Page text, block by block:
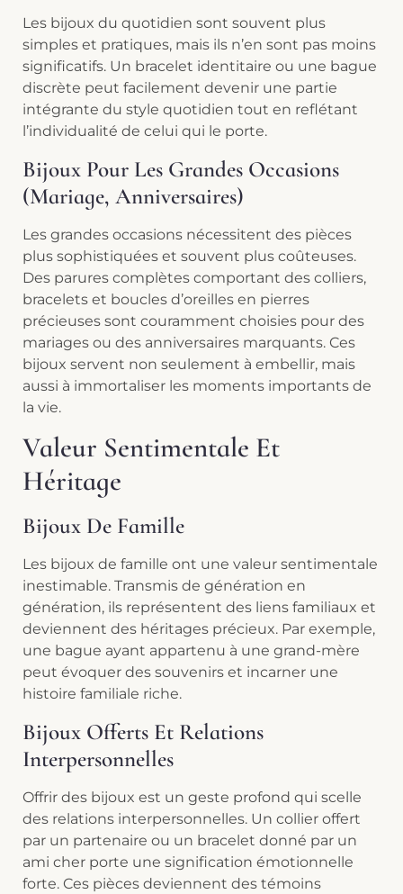
Les bijoux du quotidien sont souvent plus
simples et pratiques, mais ils n’en sont pas moins
significatifs. Un bracelet identitaire ou une bague
discrète peut facilement devenir une partie
intégrante du style quotidien tout en reflétant
l’individualité de celui qui le porte.
Bijoux Pour Les Grandes Occasions
(mariage, Anniversaires)
Les grandes occasions nécessitent des pièces
plus sophistiquées et souvent plus coûteuses.
Des parures complètes comportant des colliers,
bracelets et boucles d’oreilles en pierres
précieuses sont couramment choisies pour des
mariages ou des anniversaires marquants. Ces
bijoux servent non seulement à embellir, mais
aussi à immortaliser les moments importants de
la vie.
Valeur Sentimentale Et
Héritage
Bijoux De Famille
Les bijoux de famille ont une valeur sentimentale
inestimable. Transmis de génération en
génération, ils représentent des liens familiaux et
deviennent des héritages précieux. Par exemple,
une bague ayant appartenu à une grand-mère
peut évoquer des souvenirs et incarner une
histoire familiale riche.
Bijoux Offerts Et Relations
Interpersonnelles
Offrir des bijoux est un geste profond qui scelle
des relations interpersonnelles. Un collier offert
par un partenaire ou un bracelet donné par un
ami cher porte une signification émotionnelle
forte. Ces pièces deviennent des témoins